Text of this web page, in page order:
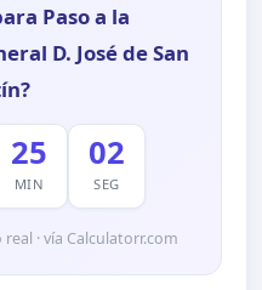
Paso a la
D. José de San
25
MIN
01
SEG
· vía Calculatorr.com